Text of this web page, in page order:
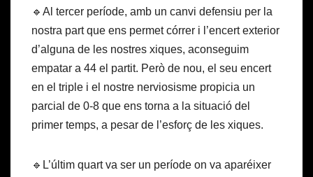
🔹Al tercer període, amb un canvi defensiu per la
nostra part que ens permet córrer i l’encert exterior
d’alguna de les nostres xiques, aconseguim
empatar a 44 el partit. Però de nou, el seu encert
en el triple i el nostre nerviosisme propicia un
parcial de 0-8 que ens torna a la situació del
primer temps, a pesar de l’esforç de les xiques.
🔹L’últim quart va ser un període on va aparéixer